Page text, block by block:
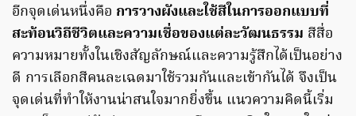
อีกจุดเด่นหนึ่งคือ การวางผังและใช้สีในการออกแบบที่
สะท้อนวิถีชีวิตและความเชื่อของแต่ละวัฒนธรรม สีสื่อ
ความหมายทั้งในเชิงสัญลักษณ์และความรู้สึกได้เป็นอย่าง
ดี การเลือกสีคนละเฉดมาใช้รวมกันและเข้ากันได้ จึงเป็น
จุดเด่นที่ทำให้งานน่าสนใจมากยิ่งขึ้น แนวความคิดนี้เริ่ม